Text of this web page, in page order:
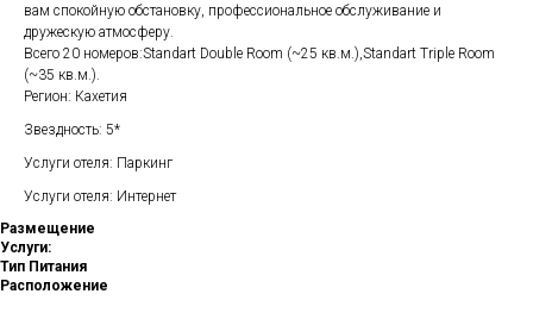
вам спокойную обстановку, профессиональное обслуживание и
дружескую атмосферу.
Всего 20 номеров:Standart Double Room (~25 кв.м.),Standart Triple Room
(~35 кв.м.).
Регион: Кахетия
Звездность: 5*
Услуги отеля: Паркинг
Услуги отеля: Интернет
Размещение
Услуги:
Тип Питания
Расположение